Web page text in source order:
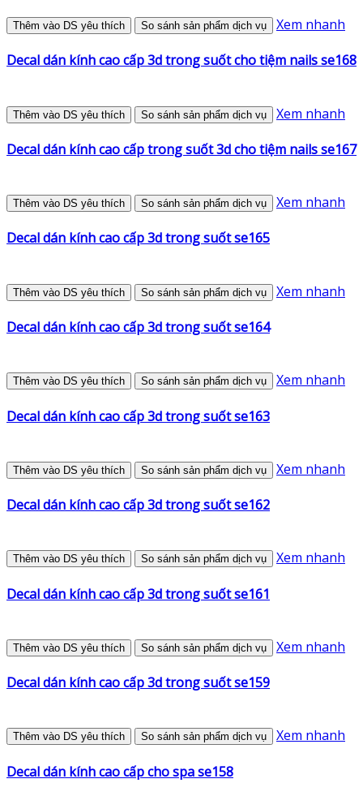
Thêm vào DS yêu thích So sánh sản phẩm dịch vụ Xem nhanh
Decal dán kính cao cấp 3d trong suốt cho tiệm nails se168
Thêm vào DS yêu thích So sánh sản phẩm dịch vụ Xem nhanh
Decal dán kính cao cấp trong suốt 3d cho tiệm nails se167
Thêm vào DS yêu thích So sánh sản phẩm dịch vụ Xem nhanh
Decal dán kính cao cấp 3d trong suốt se165
Thêm vào DS yêu thích So sánh sản phẩm dịch vụ Xem nhanh
Decal dán kính cao cấp 3d trong suốt se164
Thêm vào DS yêu thích So sánh sản phẩm dịch vụ Xem nhanh
Decal dán kính cao cấp 3d trong suốt se163
Thêm vào DS yêu thích So sánh sản phẩm dịch vụ Xem nhanh
Decal dán kính cao cấp 3d trong suốt se162
Thêm vào DS yêu thích So sánh sản phẩm dịch vụ Xem nhanh
Decal dán kính cao cấp 3d trong suốt se161
Thêm vào DS yêu thích So sánh sản phẩm dịch vụ Xem nhanh
Decal dán kính cao cấp 3d trong suốt se159
Thêm vào DS yêu thích So sánh sản phẩm dịch vụ Xem nhanh
Decal dán kính cao cấp cho spa se158